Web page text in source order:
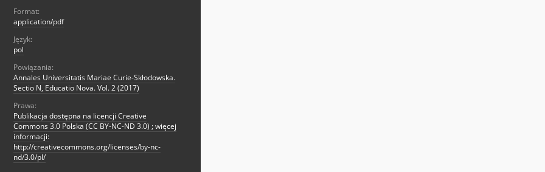
Format:
application/pdf
Język:
pol
Powiązania:
Annales Universitatis Mariae Curie-Skłodowska.
Sectio N, Educatio Nova. Vol. 2 (2017)
Prawa:
Publikacja dostępna na licencji Creative
Commons 3.0 Polska (CC BY-NC-ND 3.0) ; więcej
informacji:
http://creativecommons.org/licenses/by-nc-
nd/3.0/pl/